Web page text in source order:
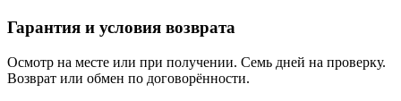
Гарантия и условия возврата
Осмотр на месте или при получении. Семь дней на проверку.
Возврат или обмен по договорённости.